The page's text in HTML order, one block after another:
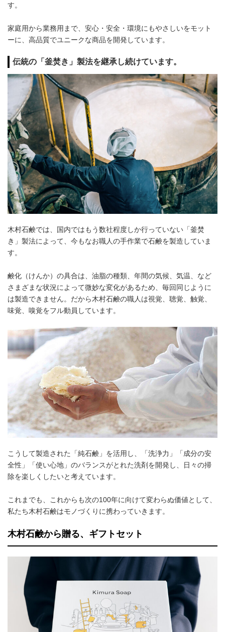
す。
家庭用から業務用まで、安心・安全・環境にもやさしいをモット
ーに、高品質でユニークな商品を開発しています。
伝統の「釜焚き」製法を継承し続けています。
木村石鹸では、国内ではもう数社程度しか行っていない「釜焚
き」製法によって、今もなお職人の手作業で石鹸を製造していま
す。
鹸化（けんか）の具合は、油脂の種類、年間の気候、気温、など
さまざまな状況によって微妙な変化があるため、毎回同じように
は製造できません。だから木村石鹸の職人は視覚、聴覚、触覚、
味覚、嗅覚をフル動員しています。
こうして製造された「純石鹸」を活用し、「洗浄力」「成分の安
全性」「使い心地」のバランスがとれた洗剤を開発し、日々の掃
除を楽しくしたいと考えています。
これまでも、これからも次の100年に向けて変わらぬ価値として、
私たち木村石鹸はモノづくりに携わっていきます。
木村石鹸から贈る、ギフトセット